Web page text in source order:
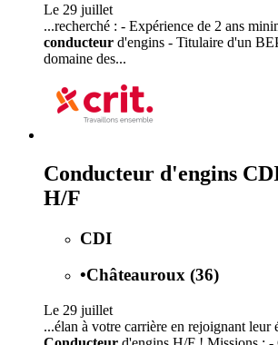
Le 29 juillet
...recherché : - Expérience de 2 ans
conducteur d'engins - Titulaire d'un
domaine des...
Conducteur d'engins
H/F
CDI
•Châteauroux (36)
Le 29 juillet
...élan à votre carrière en rejoignant leur